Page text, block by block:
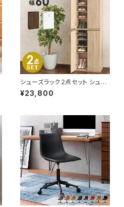
シューズラック２点セット シュー
ズボックス 下駄箱 靴箱 玄関収
納 新生活 模様替え 幅60
¥23,800